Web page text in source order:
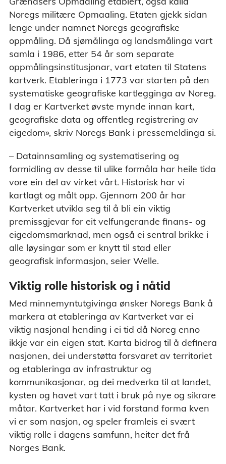
Noregs militære Opmaaling. Etaten gjekk sidan
lenge under namnet Noregs geografiske
oppmåling. Då sjømålinga og landsmålinga vart
samla i 1986, etter 54 år som separate
oppmålingsinstitusjonar, vart etaten til Statens
kartverk. Etableringa i 1773 var starten på den
systematiske geografiske kartlegginga av Noreg.
I dag er Kartverket øvste mynde innan kart,
geografiske data og offentleg registrering av
eigedom», skriv Noregs Bank i pressemeldinga si.
– Datainnsamling og systematisering og
formidling av desse til ulike formåla har heile tida
vore ein del av virket vårt. Historisk har vi
kartlagt og målt opp. Gjennom 200 år har
Kartverket utvikla seg til å bli ein viktig
premissgjevar for eit velfungerande finans- og
eigedomsmarknad, men også ei sentral brikke i
alle løysingar som er knytt til stad eller
geografisk informasjon, seier Welle.
Viktig rolle historisk og i nåtid
Med minnemyntutgivinga ønsker Noregs Bank å
markera at etableringa av Kartverket var ei
viktig nasjonal hending i ei tid då Noreg enno
ikkje var ein eigen stat. Karta bidrog til å definera
nasjonen, dei understøtta forsvaret av territoriet
og etableringa av infrastruktur og
kommunikasjonar, og dei medverka til at landet,
kysten og havet vart tatt i bruk på nye og sikrare
måtar. Kartverket har i vid forstand forma kven
vi er som nasjon, og speler framleis ei svært
viktig rolle i dagens samfunn, heiter det frå
Norges Bank.